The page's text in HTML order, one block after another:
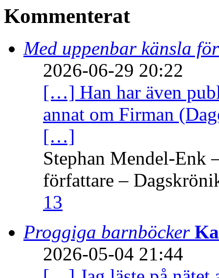
Kommenterat
Med uppenbar känsla
2026-06-29 20:22
[…] Han har även
annat om Firman
[…]
Stephan Mendel-Enk
författare –
13
Proggiga barnböcker
2026-05-04 21:44